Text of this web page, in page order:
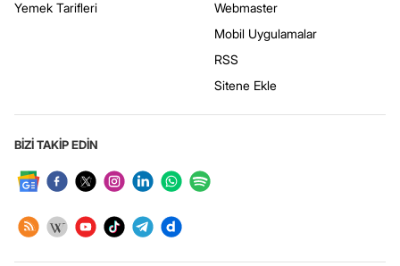
Yemek Tarifleri
Webmaster
Mobil Uygulamalar
RSS
Sitene Ekle
BİZİ TAKİP EDİN